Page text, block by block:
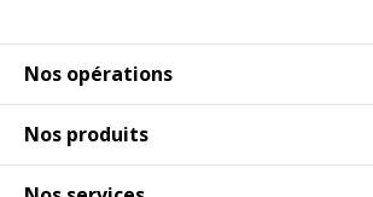
Nos opérations
Nos produits